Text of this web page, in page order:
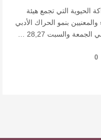
متابعات_فرقد في ضوء الشراكة الحيوية التي تجمع ⁧‫هيئة
والترجمة‬⁩ بالأدباء والمعنيين بنمو الحراك الأدبي
والسبت 28,27 …
0